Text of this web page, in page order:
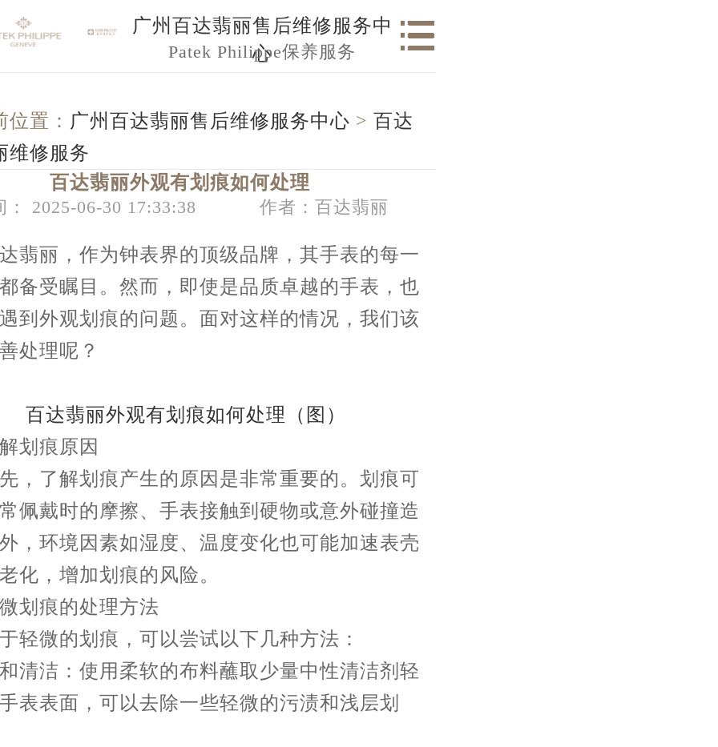
广州百达翡丽售后维修服务中
心
Patek Philippe保养服务
位置： 广州百达翡丽售后维修服务中心 > 百达
维修服务
百达翡丽外观有划痕如何处理
： 2025-06-30 17:33:38 作者：百达翡丽
，作为钟表界的顶级品牌，其手表的每一
备受瞩目。然而，即使是品质卓越的手表，也
到外观划痕的问题。面对这样的情况，我们该
处理呢？
痕原因
解划痕产生的原因是非常重要的。划痕可
佩戴时的摩擦、手表接触到硬物或意外碰撞造
，环境因素如湿度、温度变化也可能加速表壳
化，增加划痕的风险。
痕的处理方法
的划痕，可以尝试以下几种方法：
：使用柔软的布料蘸取少量中性清洁剂轻
表表面，可以去除一些轻微的污渍和浅层划